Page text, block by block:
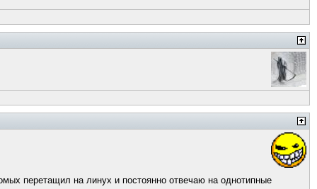
перетащил на линух и постоянно отвечаю на однотипные